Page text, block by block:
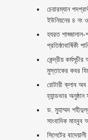
চেয়ারম্যান
ইউনিয়নের ৪ নং
হযরত শাহ্জালাল-
প্রতিষ্ঠাবার্ষিকী
কেন্দ্রীয়
মুস্তাকের কবর
রোটারী ক্লাব অব
হ্যান্ডভার
ড. মুহাম্মদ
সাংবাদিক মাহবুব
সিলেটের